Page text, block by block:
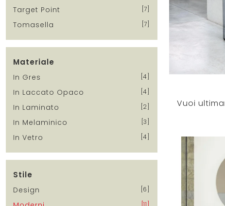
Target Point 7
Tomasella 7
Materiale
In Gres 4
In Laccato Opaco 4
In Laminato 2
In Melaminico 3
In Vetro 4
Stile
Design 6
11